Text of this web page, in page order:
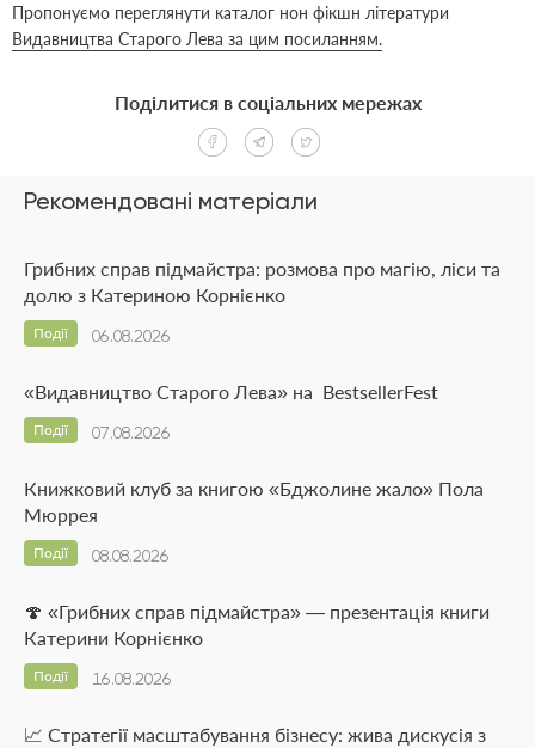
Пропонуємо переглянути каталог нон фікшн літератури
Видавництва Старого Лева за цим посиланням.
Рекомендовані матеріали
Грибних справ підмайстра: розмова про магію, ліси та
долю з Катериною Корнієнко
06.08.2026
Події
«Видавництво Старого Лева» на BestsellerFest
07.08.2026
Події
Книжковий клуб за книгою «Бджолине жало» Пола
Мюррея
08.08.2026
Події
🍄 «Грибних справ підмайстра» — презентація книги
Катерини Корнієнко
16.08.2026
Події
📈 Стратегії масштабування бізнесу: жива дискусія з
Поділитися в соціальних мережах